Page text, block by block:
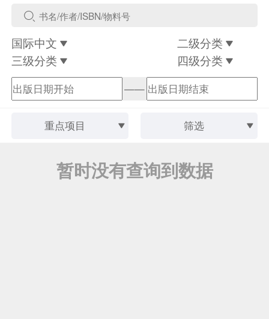
国际中文
二级分类
三级分类
四级分类
——
重点项目 筛选
暂时没有查询到数据